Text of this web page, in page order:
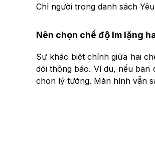
Chỉ người trong danh sách
Nên chọn chế độ Im lặng
Sự khác biệt chính giữa hai
dõi thông báo. Ví dụ, nếu bạn
chọn lý tưởng. Màn hình vẫn